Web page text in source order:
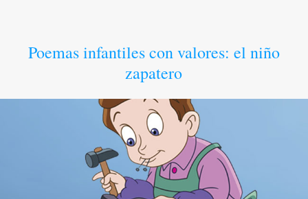
Poemas infantiles con valores: el niño
zapatero